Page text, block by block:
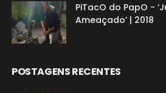
PiTacO do PapO -
Ameaçado’ | 2018
POSTAGENS RECENTES